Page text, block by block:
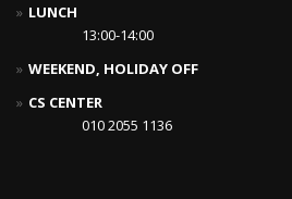
LUNCH
13:00-14:00
WEEKEND, HOLIDAY OFF
CS CENTER
010 2055 1136